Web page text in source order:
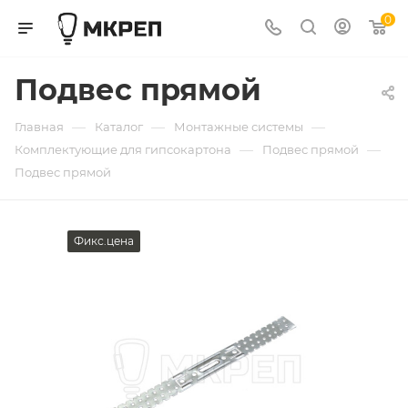
0
Подвес прямой
Главная — Каталог — Монтажные системы —
Комплектующие для гипсокартона — Подвес прямой —
Подвес прямой
Фикс.цена